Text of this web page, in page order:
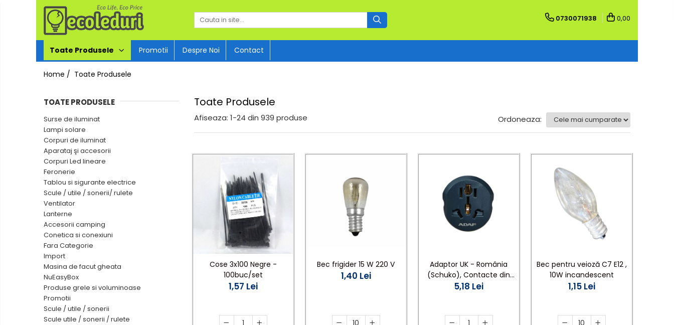
Toate Produsele
Surse de iluminat
Bec Color led
Bec incandescent (Clasic)
Becuri Led
Becuri & lampi led cu fasung
Ghirlande luminoase
Modul Led pentru aplica
Tub Neon LED
Lampi solare
Corpuri de iluminat
Corpuri de iluminat
0730071938 0,00
Toate Produsele Promotii Despre Noi Contact
Home / Toate Produsele
Toate Produsele
TOATE PRODUSELE
Surse de iluminat
Lampi solare
Corpuri de iluminat
Aparataj şi accesorii
Corpuri Led lineare
Feronerie
Tablou si sigurante electrice
Scule / utile / sonerii/ rulete
Ventilator
Lanterne
Accesorii camping
Conetica si conexiuni
Fara Categorie
Import
Masina de facut gheata
NuEasyBox
Produse grele si voluminoase
Promotii
Scule / utile / sonerii
Scule utile / sonerii / rulete
Afiseaza: 1-24 din 939 produse Ordoneaza:
Cose 3x100 Negre -
100buc/set
1,57 Lei
Bec frigider 15 W 220 V
1,40 Lei
Adaptor UK - România
(Schuko), Contacte din
Cupru, Culoare Gri, ADAF
5,18 Lei
Bec pentru veioză C7 E12 ,
10W incandescent
1,15 Lei